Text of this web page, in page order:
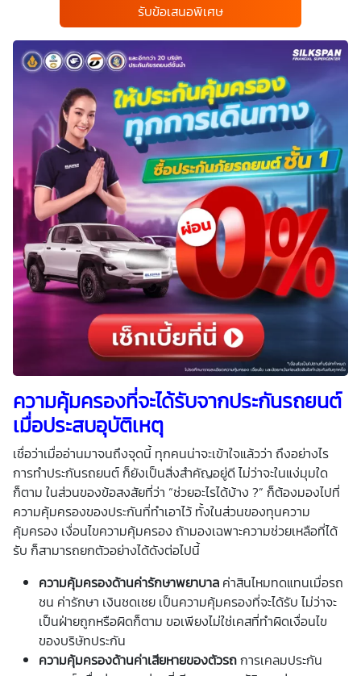
รับข้อเสนอพิเศษ
ความคุ้มครองที่จะได้รับจากประกันรถยนต์
เมื่อประสบอุบัติเหตุ
เชื่อว่าเมื่ออ่านมาจนถึงจุดนี้ ทุกคนน่าจะเข้าใจแล้วว่า ถึงอย่างไร
การทำประกันรถยนต์ ก็ยังเป็นสิ่งสำคัญอยู่ดี ไม่ว่าจะในแง่มุมใด
ก็ตาม ในส่วนของข้อสงสัยที่ว่า “ช่วยอะไรได้บ้าง ?” ก็ต้องมองไปที่
ความคุ้มครองของประกันที่ทำเอาไว้ ทั้งในส่วนของทุนความ
คุ้มครอง เงื่อนไขความคุ้มครอง ถ้ามองเฉพาะความช่วยเหลือที่ได้
รับ ก็สามารถยกตัวอย่างได้ดังต่อไปนี้
ความคุ้มครองด้านค่ารักษาพยาบาล ค่าสินไหมทดแทนเมื่อรถ
ชน ค่ารักษา เงินชดเชย เป็นความคุ้มครองที่จะได้รับ ไม่ว่าจะ
เป็นฝ่ายถูกหรือผิดก็ตาม ขอเพียงไม่ใช่เคสที่ทำผิดเงื่อนไข
ของบริษัทประกัน
ความคุ้มครองด้านค่าเสียหายของตัวรถการเคลมประกัน